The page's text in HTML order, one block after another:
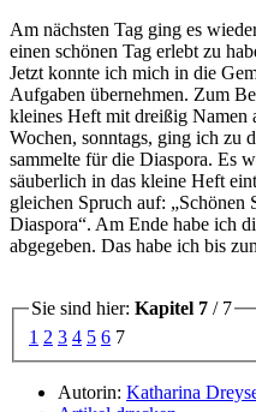
Am nächsten Tag ging es
einen schönen Tag erlebt zu
Jetzt konnte ich mich in die
Aufgaben übernehmen. Zum
kleines Heft mit dreißig Namen
Wochen, sonntags, ging ich zu
sammelte für die Diaspora. Es
säuberlich in das kleine Heft
gleichen Spruch auf:
Schönen
Diaspora . Am Ende habe ich
abgegeben. Das habe ich bis
Sie sind hier: Kapitel 7 / 7
1 2 3 4 5 6 7
Autorin: Katharina